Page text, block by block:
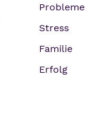
Probleme
Stress
Familie
Erfolg